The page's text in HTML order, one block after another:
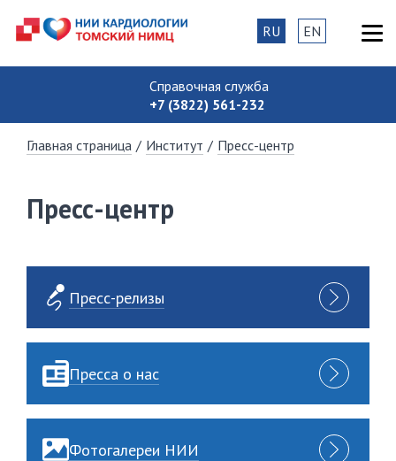
Справочная служба
+7 (3822) 561-232
RU EN
Главная страница / Институт / Пресс-центр
Пресс-центр
Пресс-релизы
Пресса о нас
Фотогалереи НИИ